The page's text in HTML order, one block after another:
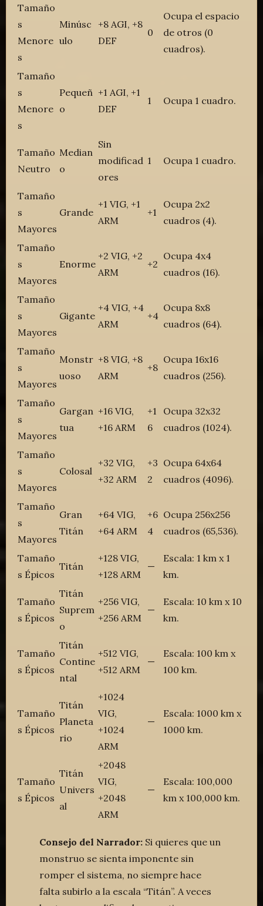
Tamaño
s
Menore
s
Minúsc
ulo
+8 AGI, +8
DEF
0
Ocupa el espacio
de otros (0
cuadros).
Tamaño
s
Menore
s
Pequeñ
o
+1 AGI, +1
DEF
1 Ocupa 1 cuadro.
Tamaño
Neutro
Median
o
Sin
modificad
ores
1 Ocupa 1 cuadro.
Tamaño
s
Mayores
Grande
+1 VIG, +1
ARM
+1
Ocupa 2x2
cuadros (4).
Tamaño
s
Mayores
Enorme
+2 VIG, +2
ARM
+2
Ocupa 4x4
cuadros (16).
Tamaño
s
Mayores
Gigante
+4 VIG, +4
ARM
+4
Ocupa 8x8
cuadros (64).
Tamaño
s
Mayores
Monstr
uoso
+8 VIG, +8
ARM
+8
Ocupa 16x16
cuadros (256).
Tamaño
s
Mayores
Gargan
tua
+16 VIG,
+16 ARM
+1
6
Ocupa 32x32
cuadros (1024).
Tamaño
s
Mayores
Colosal
+32 VIG,
+32 ARM
+3
2
Ocupa 64x64
cuadros (4096).
Tamaño
s
Mayores
Gran
Titán
+64 VIG,
+64 ARM
+6
4
Ocupa 256x256
cuadros (65,536).
Tamaño
s Épicos
Titán
+128 VIG,
+128 ARM
—
Escala: 1 km x 1
km.
Tamaño
s Épicos
Titán
Suprem
o
+256 VIG,
+256 ARM
—
Escala: 10 km x 10
km.
Tamaño
s Épicos
Titán
Contine
ntal
+512 VIG,
+512 ARM
—
Escala: 100 km x
100 km.
Tamaño
s Épicos
Titán
Planeta
rio
+1024
VIG,
+1024
ARM
—
Escala: 1000 km x
1000 km.
Tamaño
s Épicos
Titán
Univers
al
+2048
VIG,
+2048
ARM
—
Escala: 100,000
km x 100,000 km.
Consejo del Narrador: Si quieres que un
monstruo se sienta imponente sin
romper el sistema, no siempre hace
falta subirlo a la escala “Titán”. A veces